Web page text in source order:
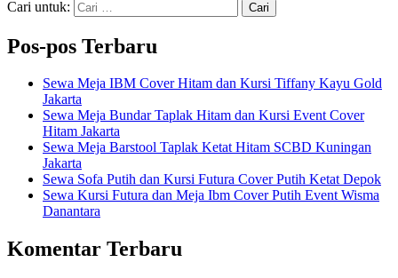
Cari untuk:
Pos-pos Terbaru
Sewa Meja IBM Cover Hitam dan Kursi Tiffany Kayu Gold
Jakarta
Sewa Meja Bundar Taplak Hitam dan Kursi Event Cover
Hitam Jakarta
Sewa Meja Barstool Taplak Ketat Hitam SCBD Kuningan
Jakarta
Sewa Sofa Putih dan Kursi Futura Cover Putih Ketat Depok
Sewa Kursi Futura dan Meja Ibm Cover Putih Event Wisma
Danantara
Komentar Terbaru